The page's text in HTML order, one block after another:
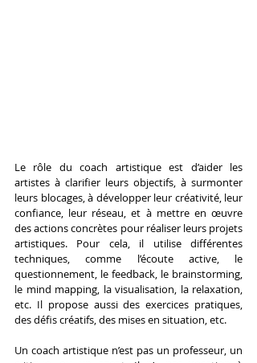
Le rôle du coach artistique est d’aider les
artistes à clarifier leurs objectifs, à surmonter
leurs blocages, à développer leur créativité, leur
confiance, leur réseau, et à mettre en œuvre
des actions concrètes pour réaliser leurs projets
artistiques. Pour cela, il utilise différentes
techniques, comme l’écoute active, le
questionnement, le feedback, le brainstorming,
le mind mapping, la visualisation, la relaxation,
etc. Il propose aussi des exercices pratiques,
des défis créatifs, des mises en situation, etc.
Un coach artistique n’est pas un professeur, un